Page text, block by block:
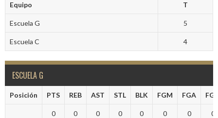
Equipo T
Escuela G 5
Escuela C 4
ESCUELA G
Posición PTS REB AST STL BLK FGM FGA
0 0 0 0 0 0 0 0